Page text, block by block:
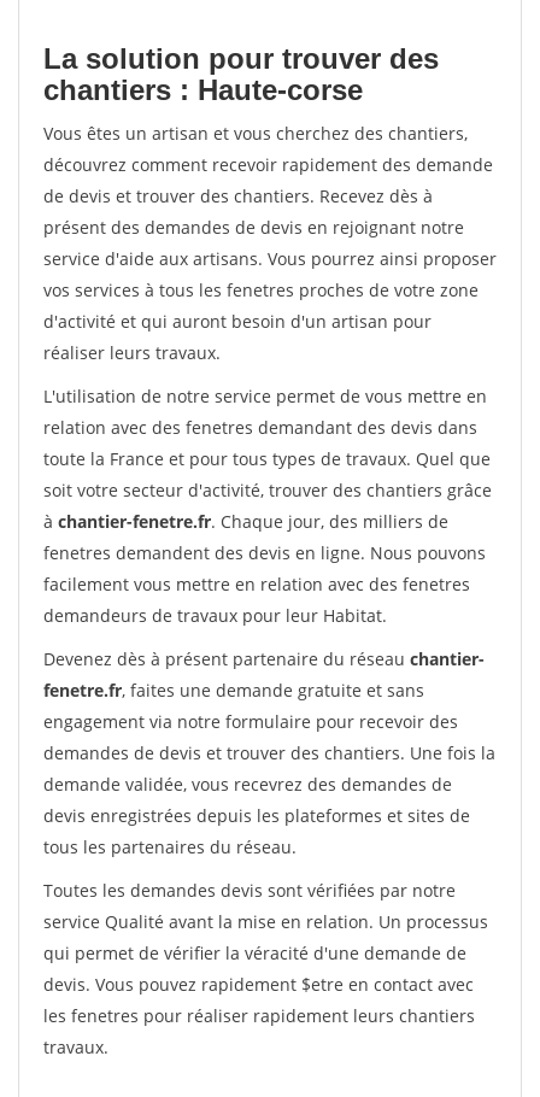
La solution pour trouver des
chantiers : Haute-corse
Vous êtes un artisan et vous cherchez des chantiers,
découvrez comment recevoir rapidement des demande
de devis et trouver des chantiers. Recevez dès à
présent des demandes de devis en rejoignant notre
service d'aide aux artisans. Vous pourrez ainsi proposer
vos services à tous les fenetres proches de votre zone
d'activité et qui auront besoin d'un artisan pour
réaliser leurs travaux.
L'utilisation de notre service permet de vous mettre en
relation avec des fenetres demandant des devis dans
toute la France et pour tous types de travaux. Quel que
soit votre secteur d'activité, trouver des chantiers grâce
à chantier-fenetre.fr. Chaque jour, des milliers de
fenetres demandent des devis en ligne. Nous pouvons
facilement vous mettre en relation avec des fenetres
demandeurs de travaux pour leur Habitat.
Devenez dès à présent partenaire du réseau chantier-
fenetre.fr, faites une demande gratuite et sans
engagement via notre formulaire pour recevoir des
demandes de devis et trouver des chantiers. Une fois la
demande validée, vous recevrez des demandes de
devis enregistrées depuis les plateformes et sites de
tous les partenaires du réseau.
Toutes les demandes devis sont vérifiées par notre
service Qualité avant la mise en relation. Un processus
qui permet de vérifier la véracité d'une demande de
devis. Vous pouvez rapidement $etre en contact avec
les fenetres pour réaliser rapidement leurs chantiers
travaux.